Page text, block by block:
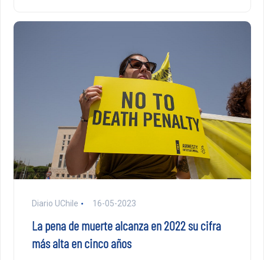
Diario UChile 16-05-2023
La pena de muerte alcanza en 2022 su cifra
más alta en cinco años